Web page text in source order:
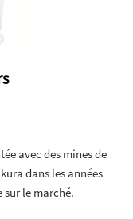
avec des mines de
dans les années
le marché.